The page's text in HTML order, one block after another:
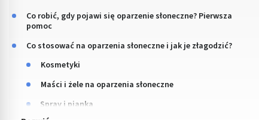
Co robić, gdy pojawi się oparzenie słoneczne? Pierwsza
pomoc
Co stosować na oparzenia słoneczne i jak je złagodzić?
Kosmetyki
Maści i żele na oparzenia słoneczne
Spray i pianka